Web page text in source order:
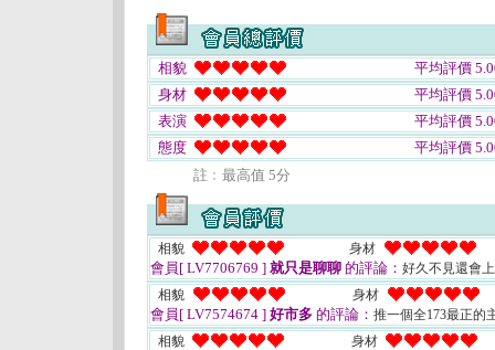
相貌
平均評價
身材
平均評價
表演
平均評價
態度
平均評價
註﹕最高值 5分
相貌 身材
會員[ LV7706769 ] 就只是聊聊 的評論： 好久不見還會
相貌
身材
會員[ LV7574674 ] 好市多 的評論： 推一個全173最正的
相貌
身材